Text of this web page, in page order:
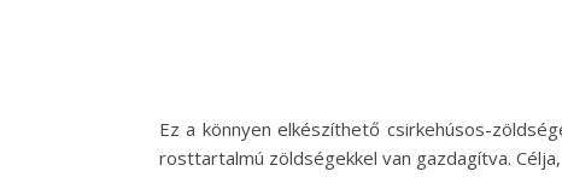
Ez a könnyen elkészíthető csirkehúsos-
rosttartalmú zöldségekkel van gazdagítva.